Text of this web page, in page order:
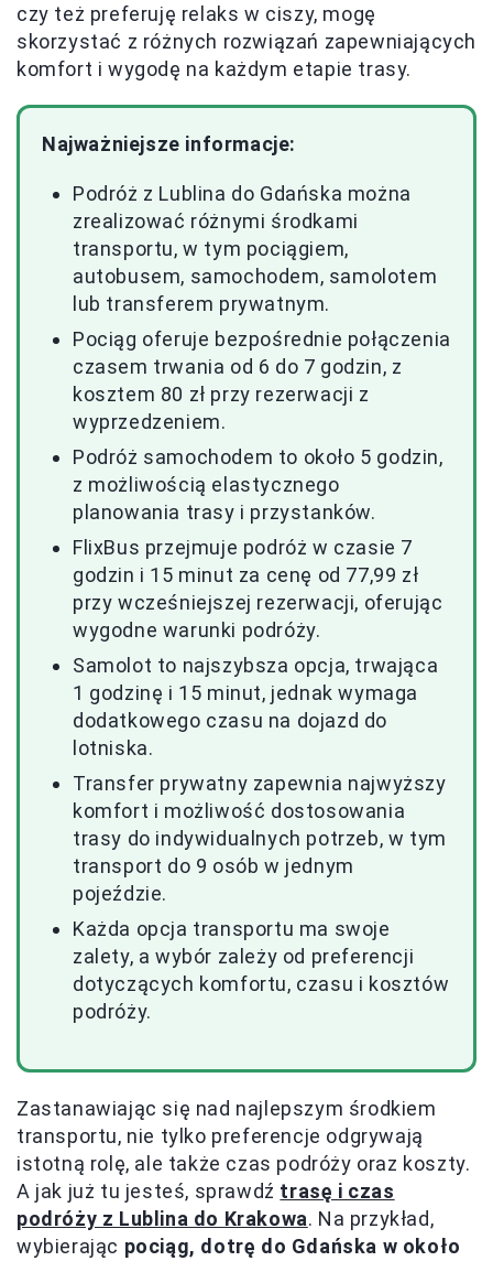
czy też preferuję relaks w ciszy, mogę
skorzystać z różnych rozwiązań zapewniających
komfort i wygodę na każdym etapie trasy.
Najważniejsze informacje:
Podróż z Lublina do Gdańska można
zrealizować różnymi środkami
transportu, w tym pociągiem,
autobusem, samochodem, samolotem
lub transferem prywatnym.
Pociąg oferuje bezpośrednie połączenia
czasem trwania od 6 do 7 godzin, z
kosztem 80 zł przy rezerwacji z
wyprzedzeniem.
Podróż samochodem to około 5 godzin,
z możliwością elastycznego
planowania trasy i przystanków.
FlixBus przejmuje podróż w czasie 7
godzin i 15 minut za cenę od 77,99 zł
przy wcześniejszej rezerwacji, oferując
wygodne warunki podróży.
Samolot to najszybsza opcja, trwająca
1 godzinę i 15 minut, jednak wymaga
dodatkowego czasu na dojazd do
lotniska.
Transfer prywatny zapewnia najwyższy
komfort i możliwość dostosowania
trasy do indywidualnych potrzeb, w tym
transport do 9 osób w jednym
pojeździe.
Każda opcja transportu ma swoje
zalety, a wybór zależy od preferencji
dotyczących komfortu, czasu i kosztów
podróży.
Zastanawiając się nad najlepszym środkiem
transportu, nie tylko preferencje odgrywają
istotną rolę, ale także czas podróży oraz koszty.
A jak już tu jesteś, sprawdź trasę i czas
podróży z Lublina do Krakowa. Na przykład,
wybierając pociąg, dotrę do Gdańska w około